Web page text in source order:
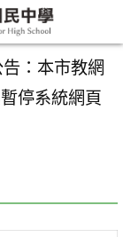
：本市教網
停系統網頁